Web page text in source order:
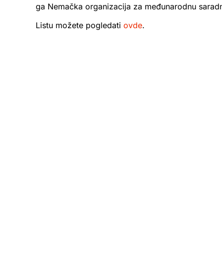
ga Nemačka organizacija za međunarodnu
Listu možete pogledati ovde.